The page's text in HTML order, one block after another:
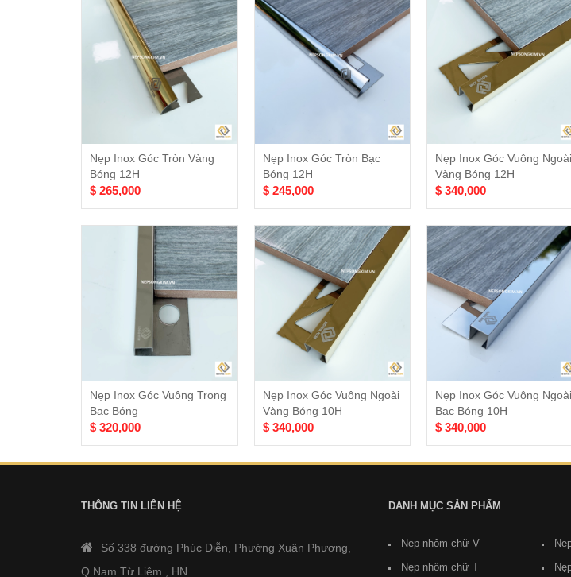
Nẹp Inox Góc Tròn Vàng
Bóng 12H
$ 265,000
Nẹp Inox Góc Tròn Bạc
Bóng 12H
$ 245,000
Nẹp Inox Góc Vuông Ngoài
Vàng Bóng 12H
$ 340,000
Nẹp Inox Góc Vuông Trong
Bạc Bóng
$ 320,000
Nẹp Inox Góc Vuông Ngoài
Vàng Bóng 10H
$ 340,000
Nẹp Inox Góc Vuông Ngoài
Bạc Bóng 10H
$ 340,000
THÔNG TIN LIÊN HỆ
Số 338 đường Phúc Diễn, Phường Xuân Phương,
Q.Nam Từ Liêm , HN
DANH MỤC SẢN PHẨM
Nẹp nhôm chữ V
Nẹp nhôm chữ T